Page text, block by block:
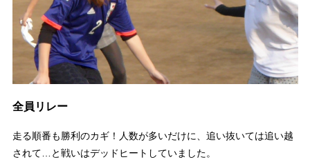
全員リレー
走る順番も勝利のカギ！人数が多いだけに、追い抜いては追い越
されて…と戦いはデッドヒートしていました。